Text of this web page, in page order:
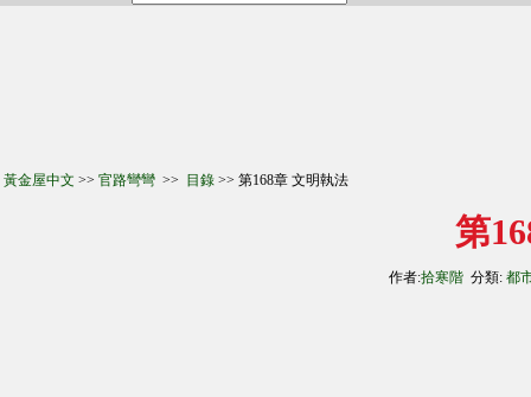
黃金屋中文 >> 官路彎彎 >> 目錄 >> 第168章 文明執法
第
作者:拾寒階 分類: 都